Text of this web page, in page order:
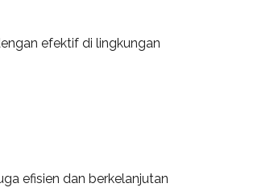
efektif di lingkungan
efisien dan berkelanjutan